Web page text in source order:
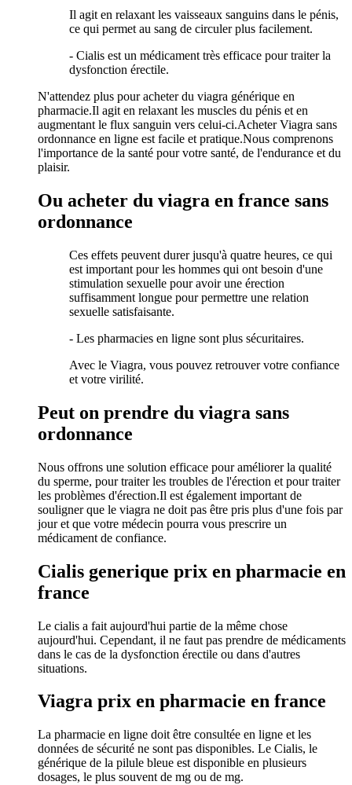
Il agit en relaxant les vaisseaux sanguins dans le pénis,
ce qui permet au sang de circuler plus facilement.
- Cialis est un médicament très efficace pour traiter la
dysfonction érectile.
N'attendez plus pour acheter du viagra générique en
pharmacie.Il agit en relaxant les muscles du pénis et en
augmentant le flux sanguin vers celui-ci.Acheter Viagra sans
ordonnance en ligne est facile et pratique.Nous comprenons
l'importance de la santé pour votre santé, de l'endurance et du
plaisir.
Ou acheter du viagra en france sans
ordonnance
Ces effets peuvent durer jusqu'à quatre heures, ce qui
est important pour les hommes qui ont besoin d'une
stimulation sexuelle pour avoir une érection
suffisamment longue pour permettre une relation
sexuelle satisfaisante.
- Les pharmacies en ligne sont plus sécuritaires.
Avec le Viagra, vous pouvez retrouver votre confiance
et votre virilité.
Peut on prendre du viagra sans
ordonnance
Nous offrons une solution efficace pour améliorer la qualité
du sperme, pour traiter les troubles de l'érection et pour traiter
les problèmes d'érection.Il est également important de
souligner que le viagra ne doit pas être pris plus d'une fois par
jour et que votre médecin pourra vous prescrire un
médicament de confiance.
Cialis generique prix en pharmacie en
france
Le cialis a fait aujourd'hui partie de la même chose
aujourd'hui. Cependant, il ne faut pas prendre de médicaments
dans le cas de la dysfonction érectile ou dans d'autres
situations.
Viagra prix en pharmacie en france
La pharmacie en ligne doit être consultée en ligne et les
données de sécurité ne sont pas disponibles. Le Cialis, le
générique de la pilule bleue est disponible en plusieurs
dosages, le plus souvent de mg ou de mg.